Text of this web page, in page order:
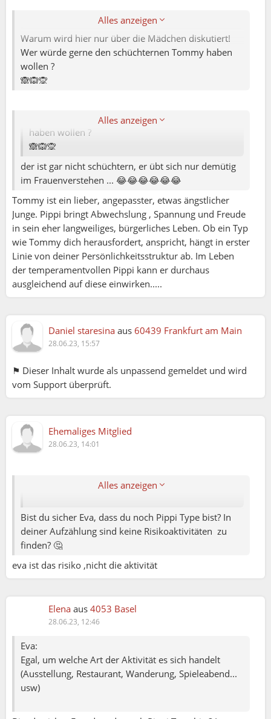
Alles anzeigen
Warum wird hier nur über die Mädchen diskutiert!
Wer würde gerne den schüchternen Tommy haben
wollen ?
🙈🙉🙊
Alles anzeigen
Andrea:
Wer würde gerne den schüchternen Tommy
haben wollen ?
🙈🙉🙊
der ist gar nicht schüchtern, er übt sich nur demütig
im Frauenverstehen ... 😂😂😂😂😂😂
Tommy ist ein lieber, angepasster, etwas ängstlicher
Junge. Pippi bringt Abwechslung , Spannung und Freude
in sein eher langweiliges, bürgerliches Leben. Ob ein Typ
wie Tommy dich herausfordert, anspricht, hängt in erster
Linie von deiner Persönlichkeitsstruktur ab. Im Leben
der temperamentvollen Pippi kann er durchaus
ausgleichend auf diese einwirken.....
Daniel staresina aus 60439 Frankfurt am Main
28.06.23, 15:57
⚑ Dieser Inhalt wurde als unpassend gemeldet und wird
vom Support überprüft.
Ehemaliges Mitglied
28.06.23, 14:01
Alles anzeigen
Elena79:
Eva:
Egal, um welche Art der Aktivität es sich handelt
Spieleabend... usw)
Bist du sicher Eva, dass du noch Pippi Type bist? In
deiner Aufzählung sind keine Risikoaktivitäten zu
finden? 🤔
eva ist das risiko ,nicht die aktivität
Elena aus 4053 Basel
28.06.23, 12:46
Eva:
Egal, um welche Art der Aktivität es sich handelt
(Ausstellung, Restaurant, Wanderung, Spieleabend...
usw)